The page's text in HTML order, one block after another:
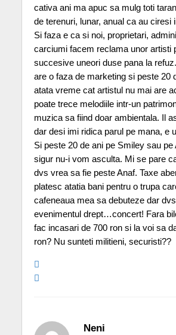
cativa ani ma apuc sa mulg toti
de terenuri, lunar, anual ca au ciresi
Si faza e ca si noi, proprietari,
carciumi facem reclama unor artisti
succesive uneori duse pana la
are o faza de marketing si peste 20
atata vreme cat artistul nu mai are
poate trece melodiile intr-un
muzica sa fiind doar ambientala. Il
dar desi imi ridica parul pe mana, e
Si peste 20 de ani pe Smiley sau pe
sigur nu-i vom asculta. Mi se pare
dvs vrea sa fie peste Anaf. Taxe
platesc atatia bani pentru o trupa
cafeneaua mea sa debuteze dar
evenimentul drept…concert! Fara
fac incasari de 700 ron si la voi sa
ron? Nu sunteti militieni, securisti??
Neni